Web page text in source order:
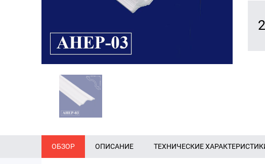
ОБЗОР ОПИСАНИЕ ТЕХНИЧЕСКИЕ